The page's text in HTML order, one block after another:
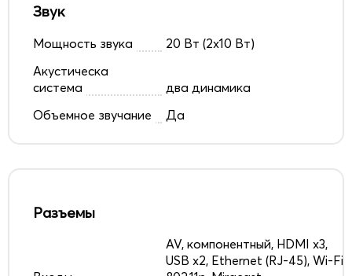
Звук
Мощность звука
20 Вт (2х10 Вт)
Акустическа
система
два динамика
Объемное звучание
Да
Разъемы
AV, компонентный, HDMI x3,
USB x2, Ethernet (RJ-45), Wi-Fi